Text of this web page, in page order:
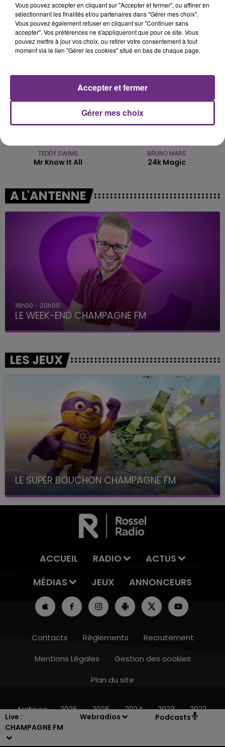
Live :
CHAMPAGNE FM
Webradios Podcasts
7h00 - 12h00
JULIEN LIEB
Dis-Moi Ou
AVA MAX
Who's Laughing Now
5h34
5h34
TEDDY SWIMS
Mr Know It All
5h30
5h30
BRUNO MARS
24k Magic
A L'ANTENNE
7h00 - 12h00
LE WEEK-END CHAMPAGNE FM
LES JEUX
LE SUPER BOUCHON CHAMPAGNE FM
avec La Famille Champagne FM, à 8H10
ACCUEIL RADIO
ACTUS
MÉDIAS
JEUX ANNONCEURS
Contacts Règlements
Recrutement
Mentions Légales
Gestion des cookies
Plan du site
Archives 2026 2025 2024 2023 2022
Vous pouvez accepter en cliquant sur "Accepter et fermer", ou affiner en
sélectionnant les finalités et/ou partenaires dans "Gérer mes choix".
Vous pouvez également refuser en cliquant sur "Continuer sans
accepter". Vos préférences ne s'appliqueront que pour ce site. Vous
pouvez mettre à jour vos choix, ou retirer votre consentement à tout
moment via le lien "Gérer les cookies" situé en bas de chaque page.
Gérer mes choix
Accepter et fermer